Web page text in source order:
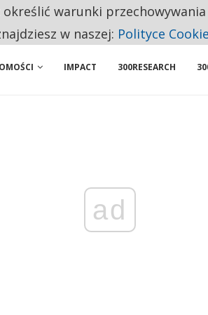
NA LIŚCIE SĄ DWA PODMIOTY Z POLSKI
IMPACT 300RESEARCH
ad
warunki
w naszej: Polityce